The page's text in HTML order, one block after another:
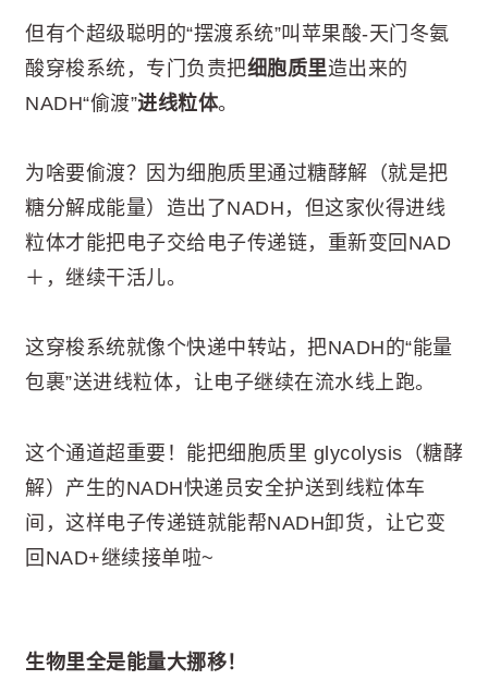
但有个超级聪明的“摆渡系统”叫苹果酸-天门冬氨
酸穿梭系统，专门负责把细胞质里造出来的
NADH“偷渡”进线粒体。
为啥要偷渡？因为细胞质里通过糖酵解（就是把
糖分解成能量）造出了NADH，但这家伙得进线
粒体才能把电子交给电子传递链，重新变回NAD
＋，继续干活儿。
这穿梭系统就像个快递中转站，把NADH的“能量
包裹”送进线粒体，让电子继续在流水线上跑。
这个通道超重要！能把细胞质里 glycolysis（糖酵
解）产生的NADH快递员安全护送到线粒体车
间，这样电子传递链就能帮NADH卸货，让它变
回NAD+继续接单啦~
生物里全是能量大挪移！